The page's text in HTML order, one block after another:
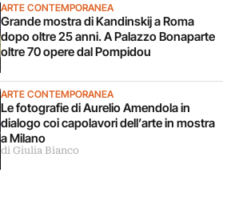
ARTE CONTEMPORANEA
Grande mostra di Kandinskij a Roma
dopo oltre 25 anni. A Palazzo Bonaparte
oltre 70 opere dal Pompidou
ARTE CONTEMPORANEA
Le fotografie di Aurelio Amendola in
dialogo coi capolavori dell’arte in mostra
a Milano
di Giulia Bianco